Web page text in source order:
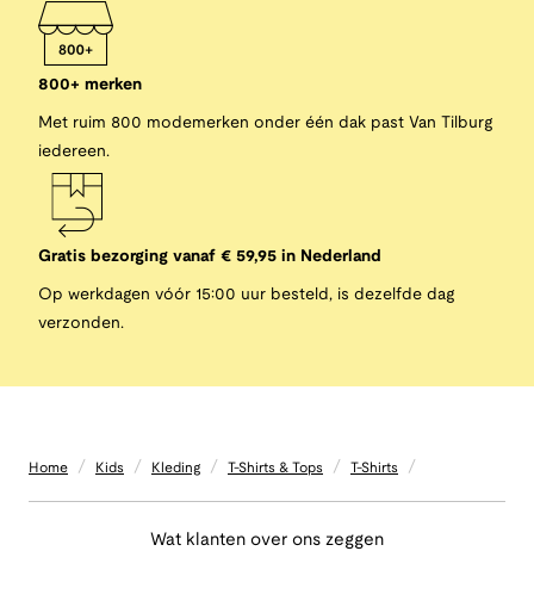
800+ merken
Met ruim 800 modemerken onder één dak past Van Tilburg
iedereen.
Gratis bezorging vanaf € 59,95 in Nederland
Op werkdagen vóór 15:00 uur besteld, is dezelfde dag
verzonden.
Home / Kids / Kleding / T-Shirts & Tops / T-Shirts /
Wat klanten over ons zeggen